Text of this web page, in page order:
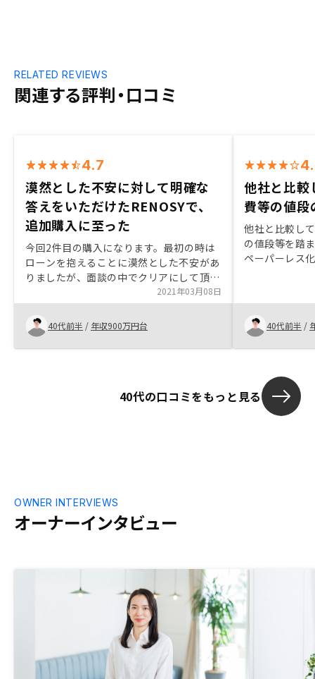
関連する評判・口コミ
RELATED REVIEWS
4.7
漠然とした不安に対して明確な
答えをいただけたRENOSYで、
追加購入に至った
今回2件目の購入になります。最初の時は
ローンを抱えることに漠然とした不安があ
りましたが、面談の中でクリアにして頂け
ました。質問に対する回答も明確かつスピ
ーディーで良いと思います。 紹介して頂
いた物件も2件とも自分が一人暮らしする
なら住んでもよいなと思えるもので購入を
決めました。購入を決めた後の流れが初め
2021年03月08日
40代前半 / 年収900万円台
他社と比較
費等の値段
他社と比較し
の値段等を踏
ペーパーレス
40代前半 /
40代の口コミをもっと見る
オーナーインタビュー
OWNER INTERVIEWS